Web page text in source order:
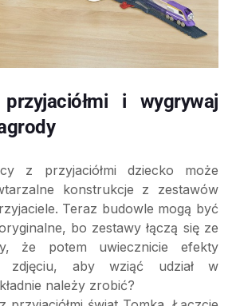
i wygrywaj
z przyjaciółmi dziecko może
konstrukcje z zestawów
Teraz budowle mogą być
bo zestawy łączą się ze
że potem uwiecznicie efekty
zdjęciu, aby wziąć udział w
należy zrobić?